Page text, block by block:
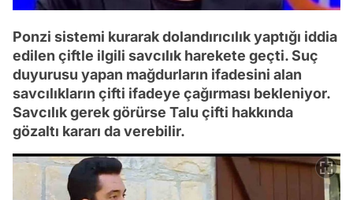
Ponzi sistemi kurarak dolandırıcılık yaptığı iddia
edilen çiftle ilgili savcılık harekete geçti. Suç
duyurusu yapan mağdurların ifadesini alan
savcılıkların çifti ifadeye çağırması bekleniyor.
Savcılık gerek görürse Talu çifti hakkında
gözaltı kararı da verebilir.